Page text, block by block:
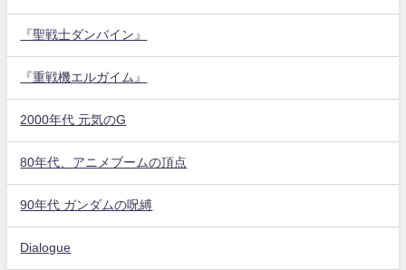
『聖戦士ダンバイン』
『重戦機エルガイム』
2000年代 元気のG
80年代、アニメブームの頂点
90年代 ガンダムの呪縛
Dialogue